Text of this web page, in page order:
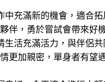
中充滿新的機會，適合
伴，勇於嘗試會帶來好
生活充滿活力，與伴侶
更加親密，單身者有望